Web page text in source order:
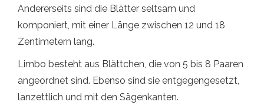
Andererseits sind die Blätter seltsam und
komponiert, mit einer Länge zwischen 12 und 18
Zentimetern lang.
Limbo besteht aus Blättchen, die von 5 bis 8 Paaren
angeordnet sind. Ebenso sind sie entgegengesetzt,
lanzettlich und mit den Sägenkanten.